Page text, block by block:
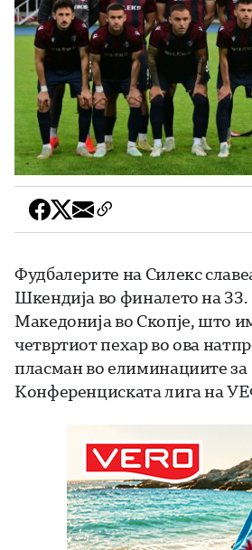
Фудбалерите на Силекс
Шкендија во финалето на
Македонија во Скопје, што
четвртиот пехар во ова
пласман во елиминациите за
Конференциската лига на